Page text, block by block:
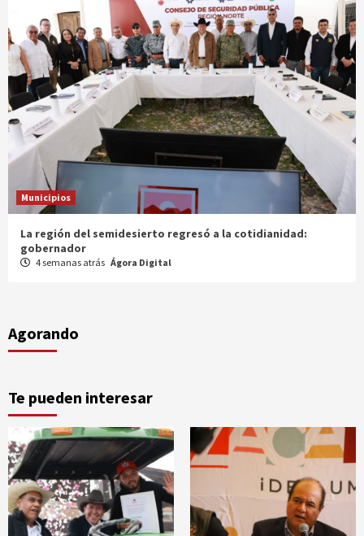
Municipios
Entrega gobernador a productores 100 mdp en semilla
1 mes atrás
Agorando
Te pueden interesar